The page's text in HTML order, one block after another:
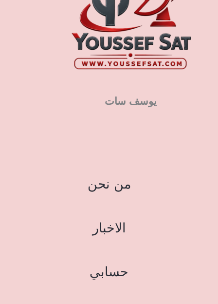
يوسف سات
من نحن
الاخبار
حسابي